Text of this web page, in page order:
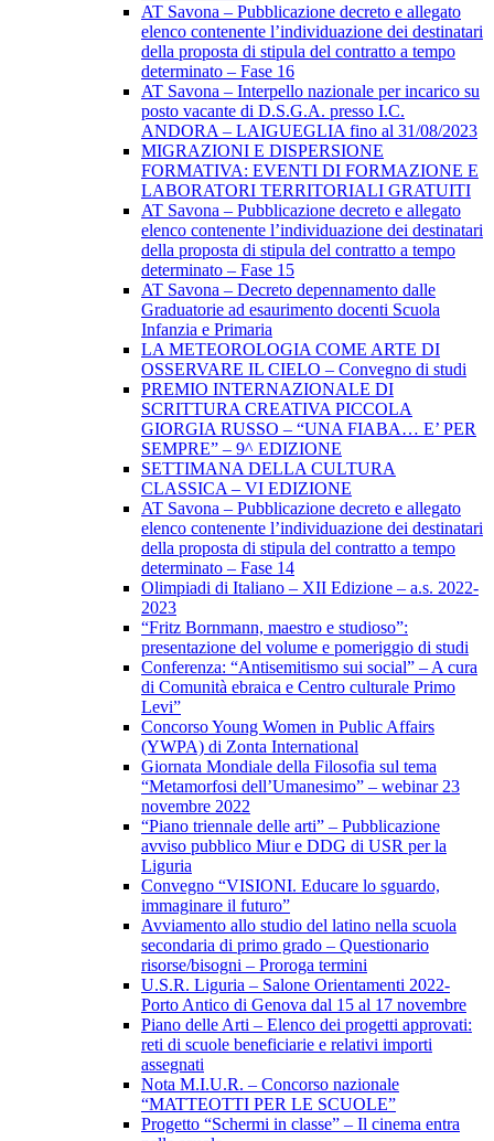
AT Savona – Pubblicazione decreto e allegato
elenco contenente l’individuazione dei destinatari
della proposta di stipula del contratto a tempo
determinato – Fase 16
AT Savona – Interpello nazionale per incarico su
posto vacante di D.S.G.A. presso I.C.
ANDORA – LAIGUEGLIA fino al 31/08/2023
MIGRAZIONI E DISPERSIONE
FORMATIVA: EVENTI DI FORMAZIONE E
LABORATORI TERRITORIALI GRATUITI
AT Savona – Pubblicazione decreto e allegato
elenco contenente l’individuazione dei destinatari
della proposta di stipula del contratto a tempo
determinato – Fase 15
AT Savona – Decreto depennamento dalle
Graduatorie ad esaurimento docenti Scuola
Infanzia e Primaria
LA METEOROLOGIA COME ARTE DI
OSSERVARE IL CIELO – Convegno di studi
PREMIO INTERNAZIONALE DI
SCRITTURA CREATIVA PICCOLA
GIORGIA RUSSO – “UNA FIABA… E’ PER
SEMPRE” – 9^ EDIZIONE
SETTIMANA DELLA CULTURA
CLASSICA – VI EDIZIONE
AT Savona – Pubblicazione decreto e allegato
elenco contenente l’individuazione dei destinatari
della proposta di stipula del contratto a tempo
determinato – Fase 14
Olimpiadi di Italiano – XII Edizione – a.s. 2022-
2023
“Fritz Bornmann, maestro e studioso”:
presentazione del volume e pomeriggio di studi
Conferenza: “Antisemitismo sui social” – A cura
di Comunità ebraica e Centro culturale Primo
Levi”
Concorso Young Women in Public Affairs
(YWPA) di Zonta International
Giornata Mondiale della Filosofia sul tema
“Metamorfosi dell’Umanesimo” – webinar 23
novembre 2022
“Piano triennale delle arti” – Pubblicazione
avviso pubblico Miur e DDG di USR per la
Liguria
Convegno “VISIONI. Educare lo sguardo,
immaginare il futuro”
Avviamento allo studio del latino nella scuola
secondaria di primo grado – Questionario
risorse/bisogni – Proroga termini
U.S.R. Liguria – Salone Orientamenti 2022-
Porto Antico di Genova dal 15 al 17 novembre
Piano delle Arti – Elenco dei progetti approvati:
reti di scuole beneficiarie e relativi importi
assegnati
Nota M.I.U.R. – Concorso nazionale
“MATTEOTTI PER LE SCUOLE”
Progetto “Schermi in classe” – Il cinema entra